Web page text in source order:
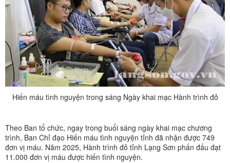
Hiến máu tình nguyện trong sáng Ngày khai mạc Hành trình đỏ
Theo Ban tổ chức, ngay trong buổi sáng ngày khai mạc chương
trình, Ban Chỉ đạo Hiến máu tình nguyện tỉnh đã nhận được 749
đơn vị máu. Năm 2025, Hành trình đỏ tỉnh Lạng Sơn phấn đấu đạt
11.000 đơn vị máu được hiến tình nguyện.